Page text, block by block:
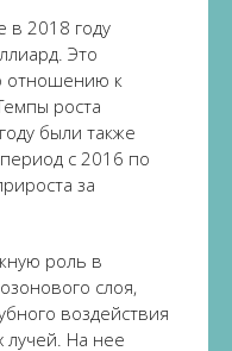
в 2018 году
Это
отношению к
роста
были также
с 2016 по
за
роль в
слоя,
воздействия
лучей. На нее